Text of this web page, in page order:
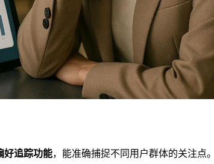
好追踪功能，能准确捕捉不同用户群体的关注点。